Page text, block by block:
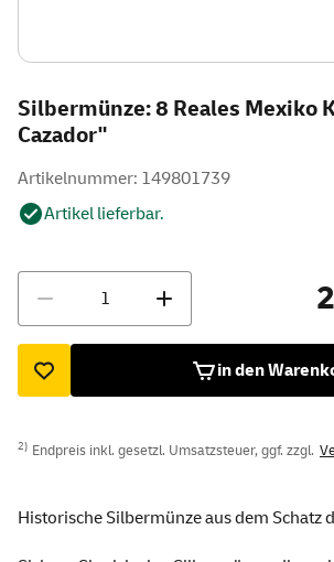
Silbermünze: 8 Reales Mexiko
Cazador"
Artikelnummer: 149801739
Artikel lieferbar.
in den
2) Endpreis inkl. gesetzl. Umsatzsteuer, ggf. zzgl.
Historische Silbermünze aus dem Schatz